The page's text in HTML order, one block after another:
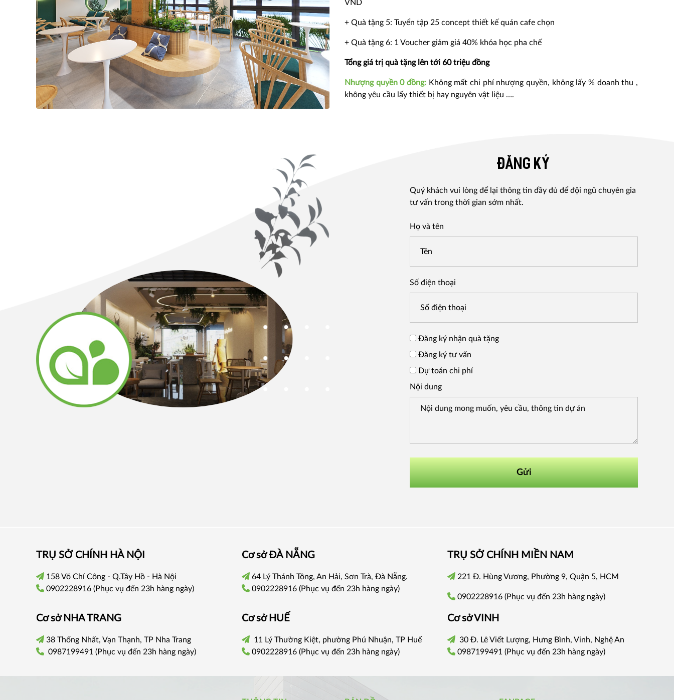
VND
+ Quà tặng 5: Tuyển tập 25 concept thiết kế quán cafe chọn
+ Quà tặng 6: 1 Voucher giảm giá 40% khóa học pha chế
Tổng giá trị quà tặng lên tới 60 triệu đồng
Nhượng quyền 0 đồng: Không mất chi phí nhượng quyền, không lấy % doanh thu ,
không yêu cầu lấy thiết bị hay nguyên vật liệu ….
ĐĂNG KÝ
Quý khách vui lòng để lại thông tin đầy đủ để đội ngũ chuyên gia
tư vấn trong thời gian sớm nhất.
Họ và tên
Số điện thoại
Đăng ký nhận quà tặng
Đăng ký tư vấn
Dự toán chi phí
Nội dung
Gửi
TRỤ SỞ CHÍNH HÀ NỘI
158 Võ Chí Công - Q.Tây Hồ - Hà Nội
0902228916 (Phục vụ đến 23h hàng ngày)
Cơ sởĐÀ NẴNG
64 Lý Thánh Tông, An Hải, Sơn Trà, Đà Nẵng.
0902228916 (Phục vụ đến 23h hàng ngày)
TRỤ SỞ CHÍNH MIỀN NAM
221 Đ. Hùng Vương, Phường 9, Quận 5, HCM
0902228916 (Phục vụ đến 23h hàng ngày)
Cơ sởNHA TRANG
38 Thống Nhất, Vạn Thạnh, TP Nha Trang
0987199491 (Phục vụ đến 23h hàng ngày)
Cơ sởHUẾ
11 Lý Thường Kiệt, phường Phú Nhuận, TP Huế
0902228916 (Phục vụ đến 23h hàng ngày)
Cơ sở VINH
30 Đ. Lê Viết Lượng, Hưng Bình, Vinh, Nghệ An
0987199491 (Phục vụ đến 23h hàng ngày)